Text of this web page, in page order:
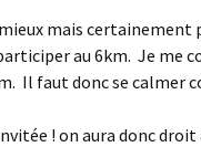
mais certainement
au 6km. Je me
Il faut donc se calmer
! on aura donc